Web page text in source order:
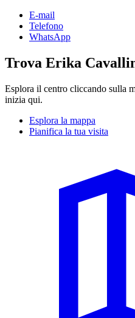
E-mail
Telefono
WhatsApp
Trova Erika
Esplora il centro cliccando sulla
inizia qui.
Esplora la mappa
Pianifica la tua visita